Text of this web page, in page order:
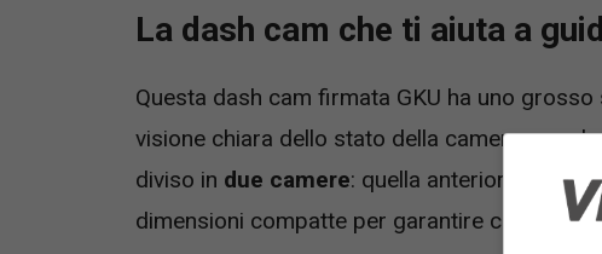
La dash cam che ti aiuta a
Questa dash cam firmata GKU ha uno
visione chiara dello stato della camera e
diviso in due camere: quella anteriore ha un
dimensioni compatte per garantire che non